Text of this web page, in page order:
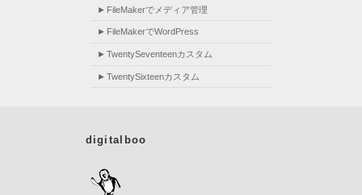
FileMakerでメディア管理
FileMakerでWordPress
TwentySeventeenカスタム
TwentySixteenカスタム
digitalboo